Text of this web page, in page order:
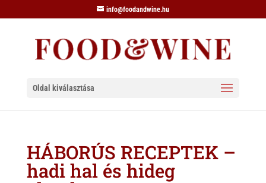
info@foodandwine.hu
Oldal kiválasztása
HÁBORÚS RECEPTEK –
hadi hal és hideg